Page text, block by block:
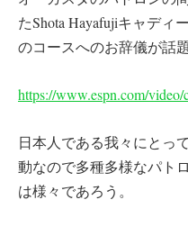
たShota Hayafujiキャディ
のコースへのお辞儀が話
https://www.espn.com/
日本人である我々にとっ
動なので多種多様なパト
は様々であろう。